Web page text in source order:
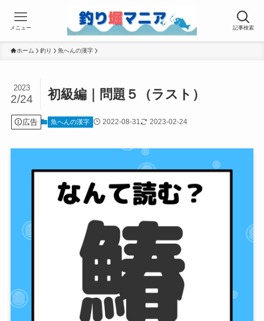
記事検索
メニュー
ホーム 釣り 魚へんの漢字
初級編｜問題５（ラスト）
2023
2/24
広告 魚へんの漢字 2022-08-31 2023-02-24